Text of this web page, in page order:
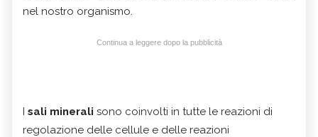
nel nostro organismo.
Continua a leggere dopo la pubblicità
I sali minerali sono coinvolti in tutte le reazioni di
regolazione delle cellule e delle reazioni